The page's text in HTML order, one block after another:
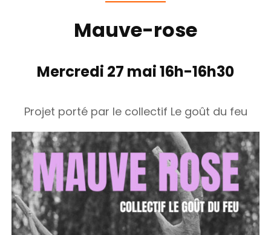
Mauve-rose
Mercredi 27 mai 16h-16h30
Projet porté par le collectif Le goût du feu